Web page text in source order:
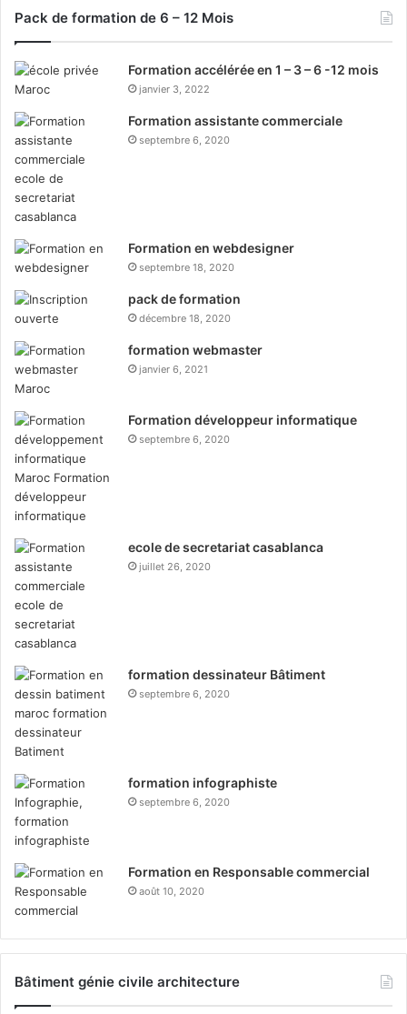
Pack de formation de 6 – 12 Mois
Formation accélérée en 1 – 3 – 6 -12 mois
janvier 3, 2022
Formation assistante commerciale
septembre 6, 2020
Formation en webdesigner
septembre 18, 2020
pack de formation
décembre 18, 2020
formation webmaster
janvier 6, 2021
Formation développeur informatique
septembre 6, 2020
ecole de secretariat casablanca
juillet 26, 2020
formation dessinateur Bâtiment
septembre 6, 2020
formation infographiste
septembre 6, 2020
Formation en Responsable commercial
août 10, 2020
Bâtiment génie civile architecture